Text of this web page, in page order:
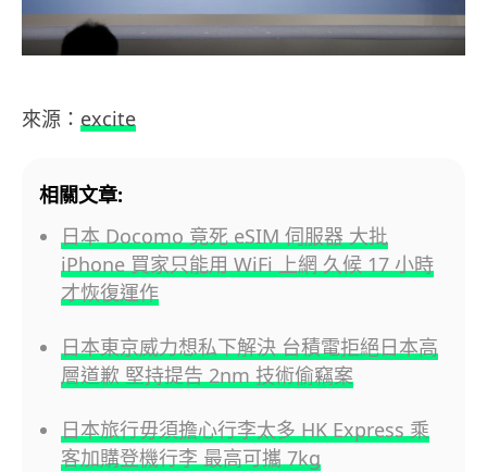
來源： excite
相關文章:
日本 Docomo 竟死 eSIM 伺服器 大批
iPhone 買家只能用 WiFi 上網 久候 17 小時
才恢復運作
日本東京威力想私下解決 台積電拒絕日本高
層道歉 堅持提告 2nm 技術偷竊案
日本旅行毋須擔心行李太多 HK Express 乘
客加購登機行李 最高可攜 7kg